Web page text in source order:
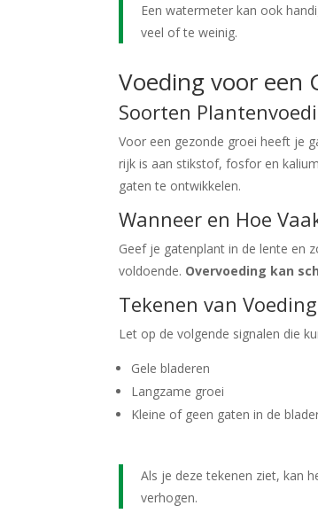
Een watermeter kan ook
veel of te weinig.
Voeding voor een
Soorten
Voor een gezonde groei heeft je
rijk is aan stikstof, fosfor en
gaten te ontwikkelen.
Wanneer en Hoe
Geef je gatenplant in de lente en
voldoende. Overvoeding kan
Tekenen van
Let op de volgende signalen die
Gele bladeren
Langzame groei
Kleine of geen gaten in de
Als je deze tekenen ziet, kan
verhogen.